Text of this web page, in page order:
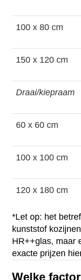
100 x 80 cm
150 x 120 cm
Draai/kiepraam
60 x 60 cm
100 x 100 cm
120 x 180 cm
*Let op: het
kunststof
HR++glas, maar
exacte prijzen
Welke